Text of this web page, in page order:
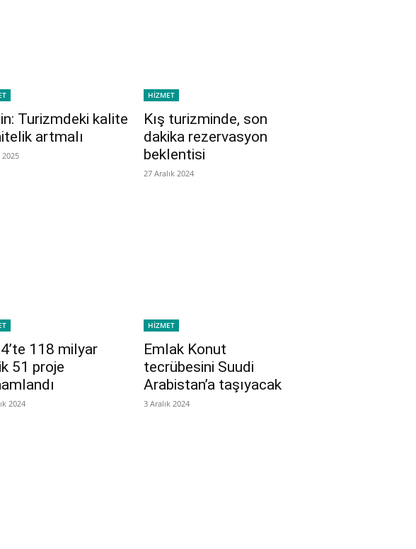
Turizmdeki kalite
artmalı
2025
HİZMET
Kış turizminde, son
dakika rezervasyon
beklentisi
27 Aralık 2024
118 milyar
51 proje
2024
HİZMET
Emlak Konut
tecrübesini Suudi
Arabistan’a taşıyacak
3 Aralık 2024